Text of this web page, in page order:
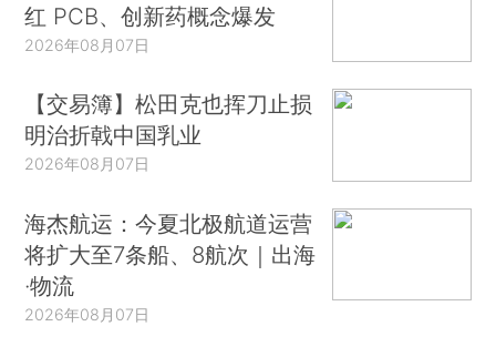
红 PCB、创新药概念爆发
2026年08月07日
【交易簿】松田克也挥刀止损
明治折戟中国乳业
2026年08月07日
海杰航运：今夏北极航道运营
将扩大至7条船、8航次｜出海
·物流
2026年08月07日